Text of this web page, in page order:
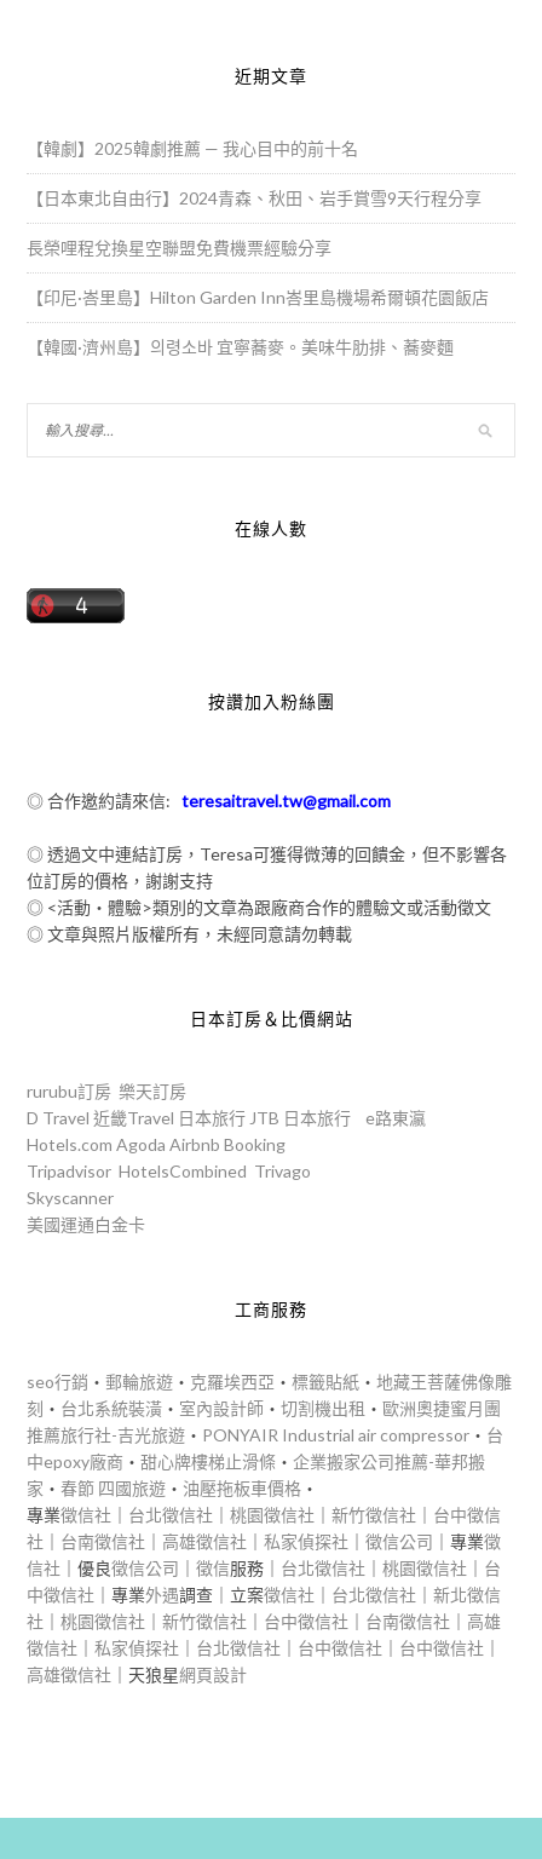
近期文章
【韓劇】2025韓劇推薦 — 我心目中的前十名
【日本東北自由行】2024青森、秋田、岩手賞雪9天行程分享
長榮哩程兌換星空聯盟免費機票經驗分享
【印尼·峇里島】Hilton Garden Inn峇里島機場希爾頓花園飯店
【韓國·濟州島】의령소바 宜寧蕎麥。美味牛肋排、蕎麥麵
在線人數
按讚加入粉絲團
◎ 合作邀約請來信:teresaitravel.tw@gmail.com
◎ 透過文中連結訂房，Teresa可獲得微薄的回饋金，但不影響各
位訂房的價格，謝謝支持
◎ <活動‧體驗>類別的文章為跟廠商合作的體驗文或活動徵文
◎ 文章與照片版權所有，未經同意請勿轉載
日本訂房＆比價網站
rurubu訂房 樂天訂房
D Travel 近畿Travel 日本旅行 JTB 日本旅行
e路東瀛
Hotels.com Agoda Airbnb Booking
Tripadvisor HotelsCombined Trivago
Skyscanner
美國運通白金卡
工商服務
seo行銷 ‧郵輪旅遊 ‧ 克羅埃西亞 ‧標籤貼紙 ‧地藏王菩薩佛像雕
刻 ‧ 台北系統裝潢 ‧ 室內設計師 ‧切割機出租 ‧歐洲奧捷蜜月團
推薦旅行社-吉光旅遊 ‧ PONYAIR Industrial air compressor ‧ 台
中epoxy廠商 ‧甜心牌樓梯止滑條 ‧企業搬家公司推薦-華邦搬
家 ‧春節 四國旅遊 ‧ 油壓拖板車價格 ‧
專業徵信社 台北徵信社 ｜桃園徵信社 ｜新竹徵信社
台中徵信
社
台南徵信社 高雄徵信社 ｜私家偵探社 ｜徵信公司 ｜專業徵
信社 ｜優良徵信公司 ｜徵信服務｜ 台北徵信社 ｜桃園徵信社
台
中徵信社 ｜專業外遇調查｜立案徵信社 台北徵信社 ｜新北徵信
社 ｜桃園徵信社 ｜新竹徵信社 台中徵信社 台南徵信社
高雄
徵信社 ｜私家偵探社 台北徵信社 台中徵信社 台中徵信社
高雄徵信社 ｜天狼星網頁設計